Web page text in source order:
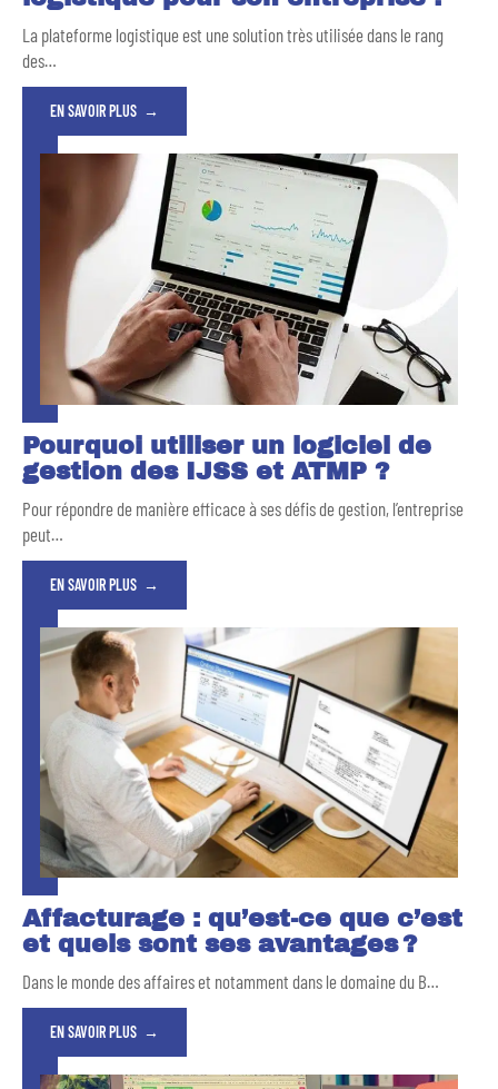
La plateforme logistique est une solution très utilisée dans le rang
des…
EN SAVOIR PLUS
Pourquoi utiliser un logiciel de
gestion des IJSS et ATMP ?
Pour répondre de manière efficace à ses défis de gestion, l’entreprise
peut…
EN SAVOIR PLUS
Affacturage : qu’est-ce que c’est
et quels sont ses avantages ?
Dans le monde des affaires et notamment dans le domaine du B…
EN SAVOIR PLUS